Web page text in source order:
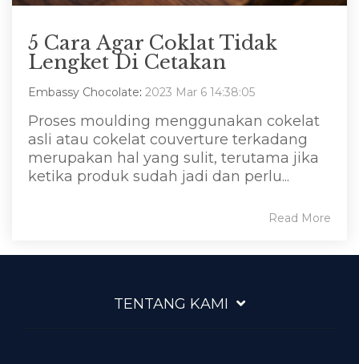
5 Cara Agar Coklat Tidak
Lengket Di Cetakan
Embassy Chocolate: 2023 Mar 6 14:38:05
Proses moulding menggunakan cokelat
asli atau cokelat couverture terkadang
merupakan hal yang sulit, terutama jika
ketika produk sudah jadi dan perlu...
Read More
TENTANG KAMI